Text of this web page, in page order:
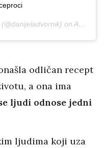
(@danijeladvornik) on Apr 11, 2020 at 2:21am PDT
odličan recept
a ona ima
ljudi odnose jedni
ljudima koji uza